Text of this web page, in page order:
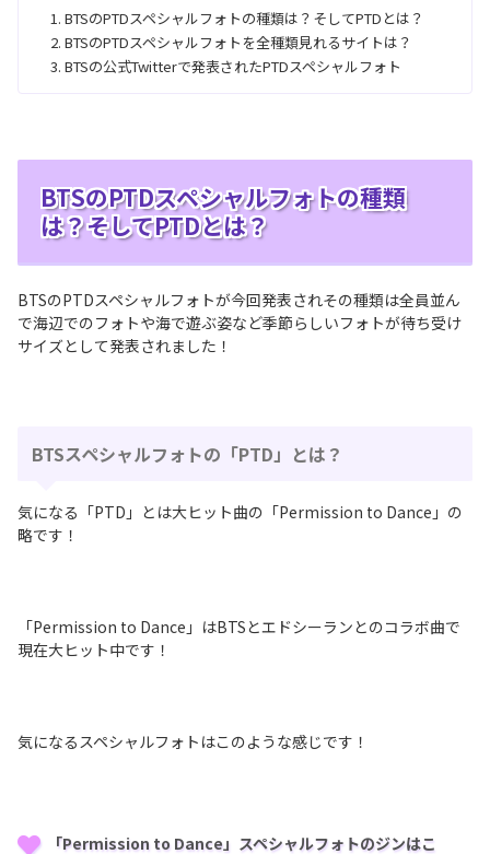
BTSのPTDスペシャルフォトの種類は？そしてPTDとは？
BTSのPTDスペシャルフォトを全種類見れるサイトは？
BTSの公式Twitterで発表されたPTDスペシャルフォト
BTSのPTDスペシャルフォトの種類
は？そしてPTDとは？
BTSのPTDスペシャルフォトが今回発表されその種類は全員並ん
で海辺でのフォトや海で遊ぶ姿など季節らしいフォトが待ち受け
サイズとして発表されました！
BTSスペシャルフォトの「PTD」とは？
気になる「PTD」とは大ヒット曲の「Permission to Dance」の
略です！
「Permission to Dance」はBTSとエドシーランとのコラボ曲で
現在大ヒット中です！
気になるスペシャルフォトはこのような感じです！
「Permission to Dance」スペシャルフォトのジンはこ